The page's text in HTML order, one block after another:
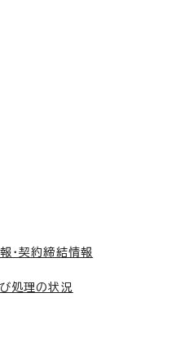
・契約締結情報
処理の状況